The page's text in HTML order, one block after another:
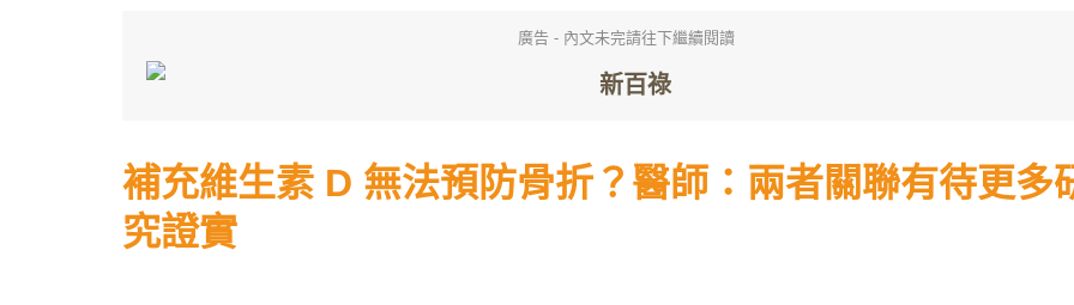
廣告 - 內文未完請往下繼續閱讀
補充維生素 D 無法預防骨折？醫師：兩者關聯有待更多
究證實